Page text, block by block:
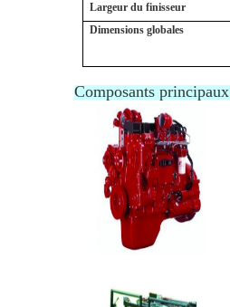
Largeur du finisseur
Dimensions globales
Composants principaux